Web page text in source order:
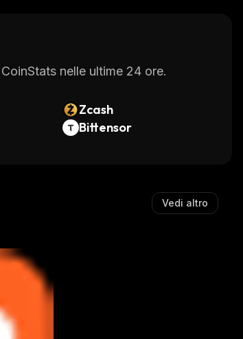
nelle ultime 24 ore.
Zcash
Bittensor
Vedi altro